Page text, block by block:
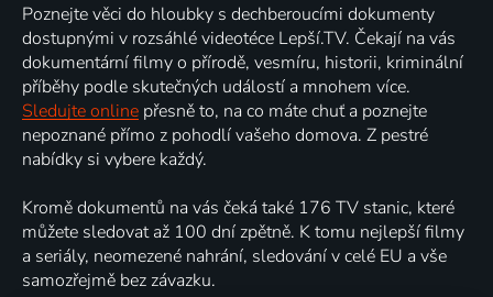
Poznejte věci do hloubky s dechberoucími dokumenty
dostupnými v rozsáhlé videotéce Lepší.TV. Čekají na vás
dokumentární filmy o přírodě, vesmíru, historii, kriminální
příběhy podle skutečných událostí a mnohem více.
Sledujte online přesně to, na co máte chuť a poznejte
nepoznané přímo z pohodlí vašeho domova. Z pestré
nabídky si vybere každý.
Kromě dokumentů na vás čeká také 176 TV stanic, které
můžete sledovat až 100 dní zpětně. K tomu nejlepší filmy
a seriály, neomezené nahrání, sledování v celé EU a vše
samozřejmě bez závazku.